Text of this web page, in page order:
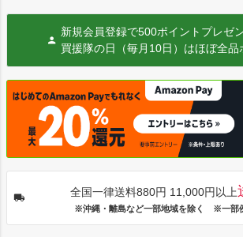
新規会員登録で500ポイントプレゼ
買援隊の日（毎月10日）はほぼ全品
全国一律送料880円 11,000円以上
※沖縄・離島など一部地域を除く ※一部